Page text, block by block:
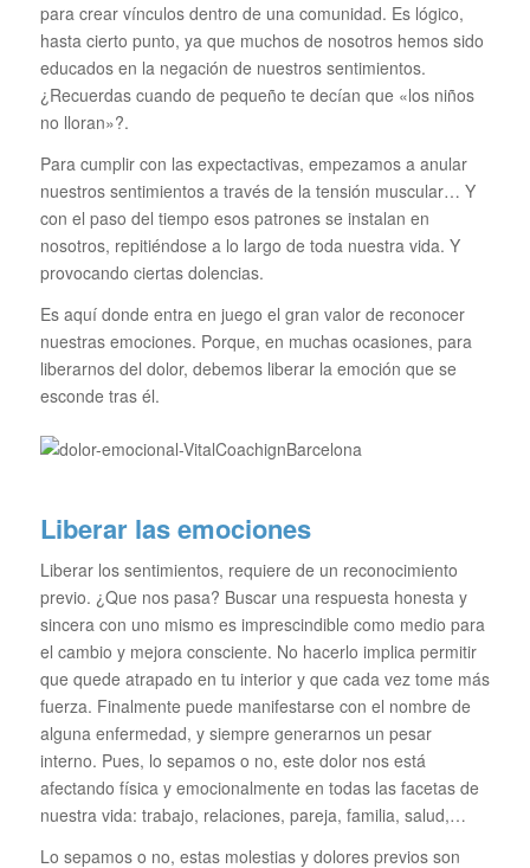
para crear vínculos dentro de una comunidad. Es lógico,
hasta cierto punto, ya que muchos de nosotros hemos sido
educados en la negación de nuestros sentimientos.
¿Recuerdas cuando de pequeño te decían que «los niños
no lloran»?.
Para cumplir con las expectactivas, empezamos a anular
nuestros sentimientos a través de la tensión muscular… Y
con el paso del tiempo esos patrones se instalan en
nosotros, repitiéndose a lo largo de toda nuestra vida. Y
provocando ciertas dolencias.
Es aquí donde entra en juego el gran valor de reconocer
nuestras emociones. Porque, en muchas ocasiones, para
liberarnos del dolor, debemos liberar la emoción que se
esconde tras él.
Liberar las emociones
Liberar los sentimientos, requiere de un reconocimiento
previo. ¿Que nos pasa? Buscar una respuesta honesta y
sincera con uno mismo es imprescindible como medio para
el cambio y mejora consciente. No hacerlo implica permitir
que quede atrapado en tu interior y que cada vez tome más
fuerza. Finalmente puede manifestarse con el nombre de
alguna enfermedad, y siempre generarnos un pesar
interno. Pues, lo sepamos o no, este dolor nos está
afectando física y emocionalmente en todas las facetas de
nuestra vida: trabajo, relaciones, pareja, familia, salud,…
Lo sepamos o no, estas molestias y dolores previos son